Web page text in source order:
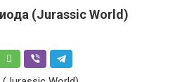
(Jurassic World)